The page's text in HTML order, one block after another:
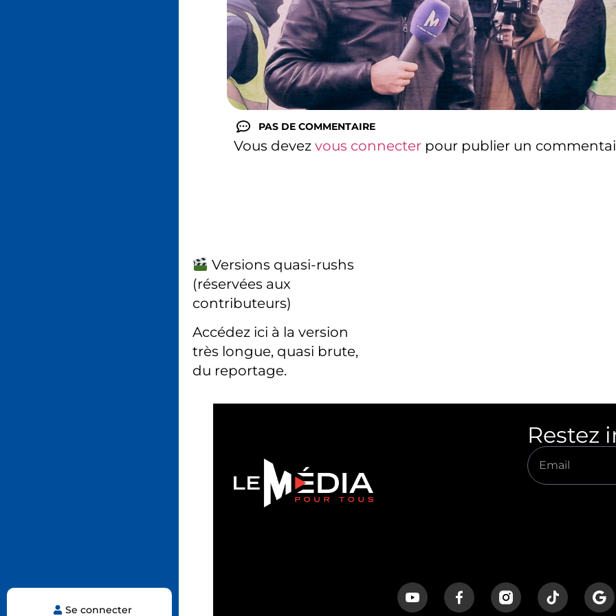
Se connecter
PAS DE COMMENTAIRE
Vous devez vous connecter pour publier un
Versions quasi-rushs
(réservées aux
contributeurs)
Accédez ici à la version
très longue, quasi brute,
du reportage.
Restez